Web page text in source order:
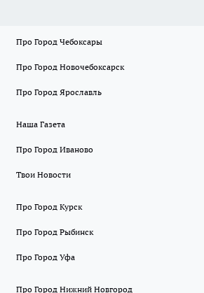
Про Город Чебоксары
Про Город Новочебоксарск
Про Город Ярославль
Наша Газета
Про Город Иваново
Твои Новости
Про Город Курск
Про Город Рыбинск
Про Город Уфа
Про Город Нижний Новгород